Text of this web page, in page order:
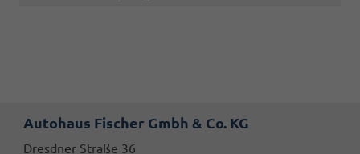
Autohaus Fischer Gmbh & Co. KG
Dresdner Straße 36